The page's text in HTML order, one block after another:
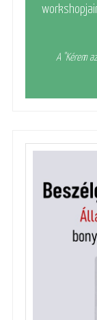
A "Kérem